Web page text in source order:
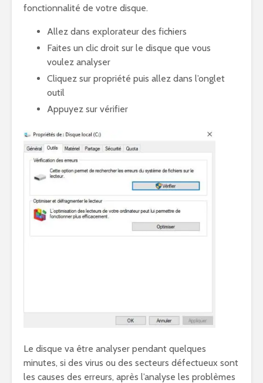
fonctionnalité de votre disque.
Allez dans explorateur des fichiers
Faites un clic droit sur le disque que vous
voulez analyser
Cliquez sur propriété puis allez dans l’onglet
outil
Appuyez sur vérifier
Le disque va être analyser pendant quelques
minutes, si des virus ou des secteurs défectueux sont
les causes des erreurs, après l’analyse les problèmes